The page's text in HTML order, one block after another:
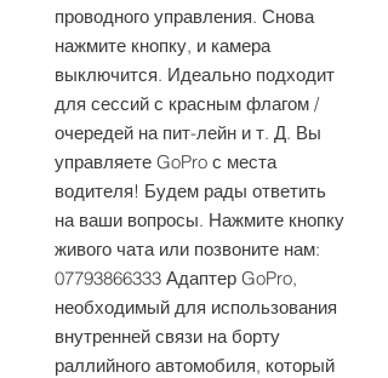
проводного управления. Снова
нажмите кнопку, и камера
выключится. Идеально подходит
для сессий с красным флагом /
очередей на пит-лейн и т. Д. Вы
управляете GoPro с места
водителя! Будем рады ответить
на ваши вопросы. Нажмите кнопку
живого чата или позвоните нам:
07793866333 Адаптер GoPro,
необходимый для использования
внутренней связи на борту
раллийного автомобиля, который